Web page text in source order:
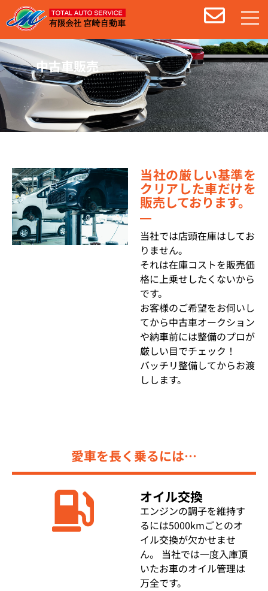
中古車販売
当社の厳しい基準を
クリアした車だけを
販売しております。
当社では店頭在庫はしてお
りません。
それは在庫コストを販売価
格に上乗せしたくないから
です。
お客様のご希望をお伺いし
てから中古車オークション
や納車前には整備のプロが
厳しい目でチェック！
バッチリ整備してからお渡
しします。
愛車を長く乗るには…
オイル交換
エンジンの調子を維持す
るには5000kmごとのオ
イル交換が欠かせませ
ん。 当社では一度入庫頂
いたお車のオイル管理は
万全です。